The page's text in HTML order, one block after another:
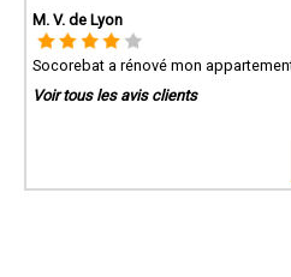
M. V. de Lyon
Socorebat a rénové mon
Voir tous les avis clients